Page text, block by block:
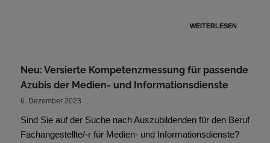
WEITERLESEN
Neu: Versierte Kompetenzmessung für passende
Azubis der Medien- und Informationsdienste
6. Dezember 2023
Sind Sie auf der Suche nach Auszubildenden für den Beruf
Fachangestellte/-r für Medien- und Informationsdienste?